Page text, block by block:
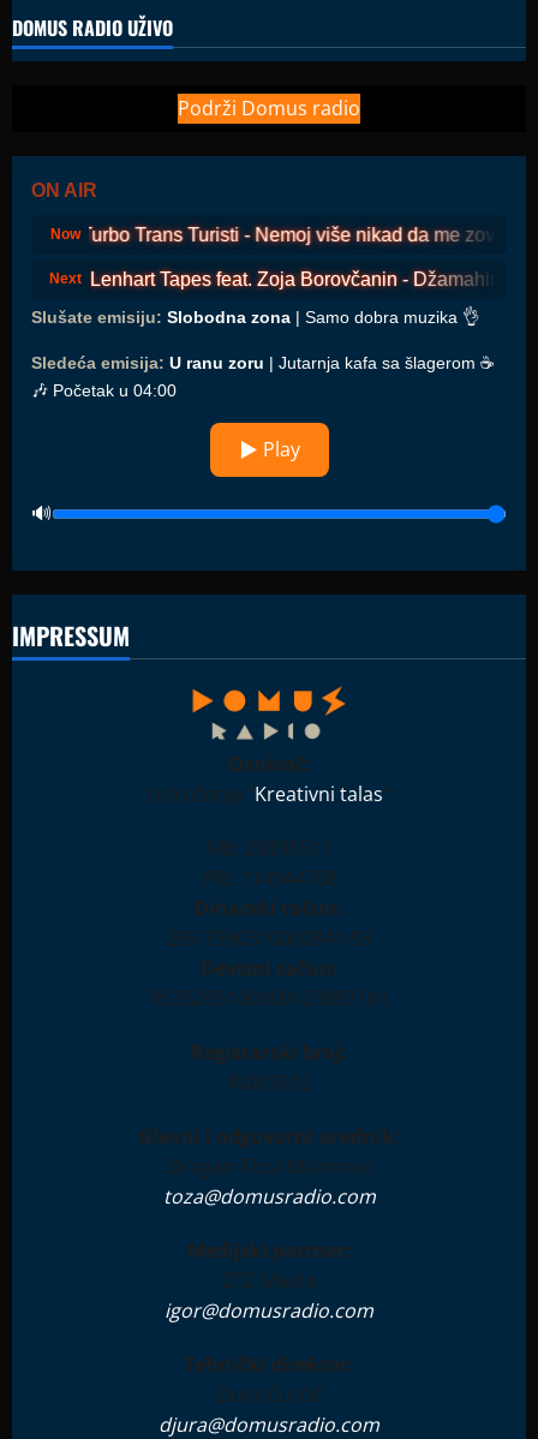
DOMUS RADIO UŽIVO
Podrži Domus radio
ON AIR
Now Turbo Trans Turisti - Nemoj više nikad da me zoveš
Next Lenhart Tapes feat. Zoja Borovčanin - Džamahirija
Slušate emisiju: Slobodna zona | Samo dobra muzika 👌
Sledeća emisija: U ranu zoru | Jutarnja kafa sa šlagerom ☕️
🎶 Početak u 04:00
▶ Play
IMPRESSUM
Osnivač:
Udruženje "Kreativni talas"
MB: 28396511
PIB: 114944708
Dinarski račun:
265-7590310000841-93
Devizni račun:
RS35265100000123897181
Registarski broj:
IN001612
Glavni i odgovorni urednik:
Dragan Toza Milanović
toza@domusradio.com
Medijski partner:
ZTZ Media
igor@domusradio.com
Tehnički direktor:
Đura Ćurčić
djura@domusradio.com